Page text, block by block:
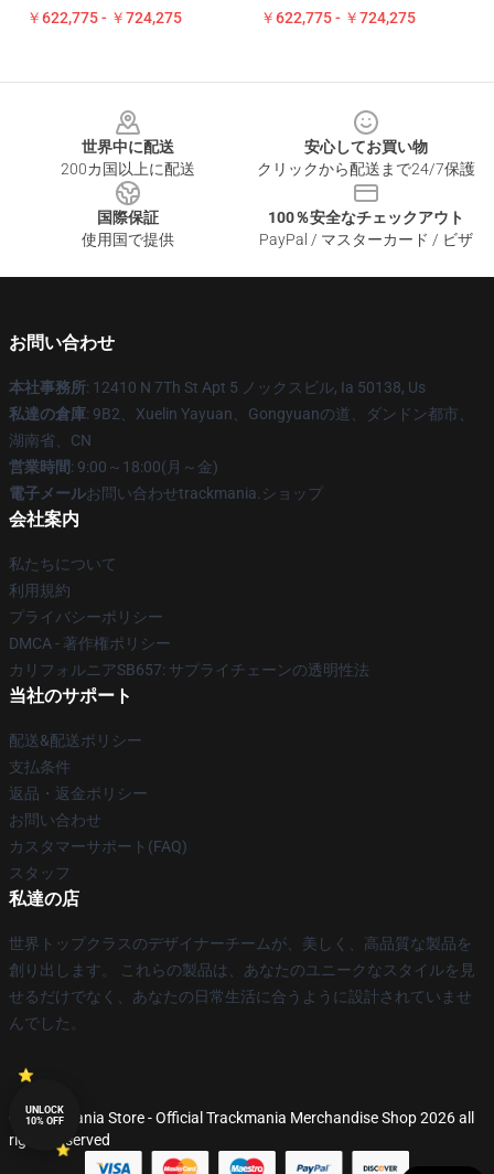
￥622,775 - ￥724,275 ￥622,775 - ￥724,275
世界中に配送
200カ国以上に配送
安心してお買い物
クリックから配送まで24/7保護
国際保証
使用国で提供
100％安全なチェックアウト
PayPal / マスターカード / ビザ
お問い合わせ
本社事務所: 12410 N 7Th St Apt 5 ノックスビル, Ia 50138, Us
私達の倉庫: 9B2、Xuelin Yayuan、Gongyuanの道、ダンドン都市、
湖南省、CN
営業時間: 9:00～18:00(月～金)
電子メールお問い合わせtrackmania.ショップ
会社案内
私たちについて
利用規約
プライバシーポリシー
DMCA - 著作権ポリシー
カリフォルニアSB657: サプライチェーンの透明性法
当社のサポート
配送&配送ポリシー
支払条件
返品・返金ポリシー
お問い合わせ
カスタマーサポート(FAQ)
スタッフ
私達の店
世界トップクラスのデザイナーチームが、美しく、高品質な製品を
創り出します。 これらの製品は、あなたのユニークなスタイルを見
せるだけでなく、あなたの日常生活に合うように設計されていませ
んでした。
© Trackmania Store - Official Trackmania Merchandise Shop 2026 all
rights reserved
UNLOCK
10% OFF